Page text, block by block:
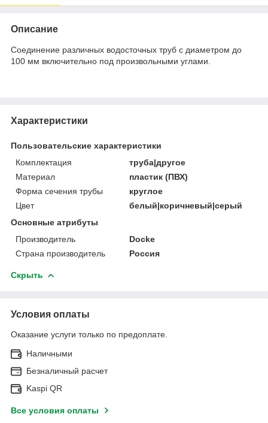
Описание
Соединение различных водосточных труб с диаметром до
100 мм включительно под произвольными углами.
Характеристики
Пользовательские характеристики
Комплектация
труба|другое
Материал
пластик (ПВХ)
Форма сечения трубы
круглое
Цвет
белый|коричневый|серый
Основные атрибуты
Производитель
Docke
Страна производитель
Россия
Скрыть
Условия оплаты
Оказание услуги только по предоплате.
Наличными
Безналичный расчет
Kaspi QR
Все условия оплаты